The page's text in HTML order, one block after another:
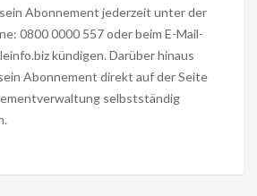
Abonnement jederzeit unter der
0800 0000 557 oder beim E-Mail-
kündigen. Darüber hinaus
Abonnement direkt auf der Seite
selbstständig